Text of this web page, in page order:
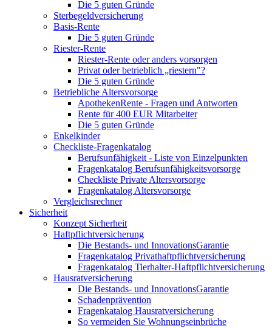
Die 5 guten Gründe
Sterbegeldversicherung
Basis-Rente
Die 5 guten Gründe
Riester-Rente
Riester-Rente oder anders vorsorgen
Privat oder betrieblich „riestern"?
Die 5 guten Gründe
Betriebliche Altersvorsorge
ApothekenRente - Fragen und Antworten
Rente für 400 EUR Mitarbeiter
Die 5 guten Gründe
Enkelkinder
Checkliste-Fragenkatalog
Berufsunfähigkeit - Liste von Einzelpunkten
Fragenkatalog Berufsunfähigkeitsvorsorge
Checkliste Private Altersvorsorge
Fragenkatalog Altersvorsorge
Vergleichsrechner
Sicherheit
Konzept Sicherheit
Haftpflichtversicherung
Die Bestands- und InnovationsGarantie
Fragenkatalog Privathaftpflichtversicherung
Fragenkatalog Tierhalter-Haftpflichtversicherung
Hausratversicherung
Die Bestands- und InnovationsGarantie
Schadenprävention
Fragenkatalog Hausratversicherung
So vermeiden Sie Wohnungseinbrüche